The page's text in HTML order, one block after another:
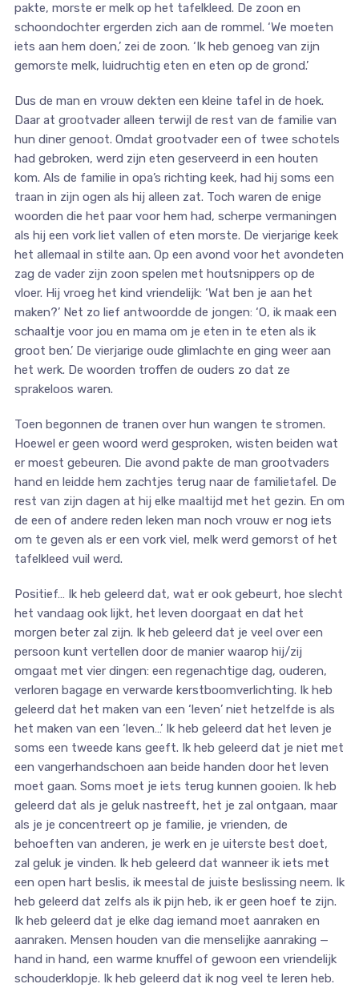
pakte, morste er melk op het tafelkleed. De zoon en
schoondochter ergerden zich aan de rommel. ‘We moeten
iets aan hem doen,’ zei de zoon. ‘Ik heb genoeg van zijn
gemorste melk, luidruchtig eten en eten op de grond.’
Dus de man en vrouw dekten een kleine tafel in de hoek.
Daar at grootvader alleen terwijl de rest van de familie van
hun diner genoot. Omdat grootvader een of twee schotels
had gebroken, werd zijn eten geserveerd in een houten
kom. Als de familie in opa’s richting keek, had hij soms een
traan in zijn ogen als hij alleen zat. Toch waren de enige
woorden die het paar voor hem had, scherpe vermaningen
als hij een vork liet vallen of eten morste. De vierjarige keek
het allemaal in stilte aan. Op een avond voor het avondeten
zag de vader zijn zoon spelen met houtsnippers op de
vloer. Hij vroeg het kind vriendelijk: ‘Wat ben je aan het
maken?’ Net zo lief antwoordde de jongen: ‘O, ik maak een
schaaltje voor jou en mama om je eten in te eten als ik
groot ben.’ De vierjarige oude glimlachte en ging weer aan
het werk. De woorden troffen de ouders zo dat ze
sprakeloos waren.
Toen begonnen de tranen over hun wangen te stromen.
Hoewel er geen woord werd gesproken, wisten beiden wat
er moest gebeuren. Die avond pakte de man grootvaders
hand en leidde hem zachtjes terug naar de familietafel. De
rest van zijn dagen at hij elke maaltijd met het gezin. En om
de een of andere reden leken man noch vrouw er nog iets
om te geven als er een vork viel, melk werd gemorst of het
tafelkleed vuil werd.
Positief… Ik heb geleerd dat, wat er ook gebeurt, hoe slecht
het vandaag ook lijkt, het leven doorgaat en dat het
morgen beter zal zijn. Ik heb geleerd dat je veel over een
persoon kunt vertellen door de manier waarop hij/zij
omgaat met vier dingen: een regenachtige dag, ouderen,
verloren bagage en verwarde kerstboomverlichting. Ik heb
geleerd dat het maken van een ‘leven’ niet hetzelfde is als
het maken van een ‘leven…’ Ik heb geleerd dat het leven je
soms een tweede kans geeft. Ik heb geleerd dat je niet met
een vangerhandschoen aan beide handen door het leven
moet gaan. Soms moet je iets terug kunnen gooien. Ik heb
geleerd dat als je geluk nastreeft, het je zal ontgaan, maar
als je je concentreert op je familie, je vrienden, de
behoeften van anderen, je werk en je uiterste best doet,
zal geluk je vinden. Ik heb geleerd dat wanneer ik iets met
een open hart beslis, ik meestal de juiste beslissing neem. Ik
heb geleerd dat zelfs als ik pijn heb, ik er geen hoef te zijn.
Ik heb geleerd dat je elke dag iemand moet aanraken en
aanraken. Mensen houden van die menselijke aanraking —
hand in hand, een warme knuffel of gewoon een vriendelijk
schouderklopje. Ik heb geleerd dat ik nog veel te leren heb.